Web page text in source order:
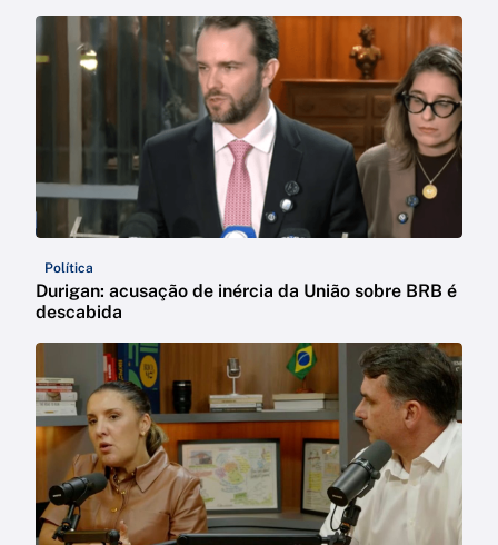
Política
Durigan: acusação de inércia da União sobre BRB é
descabida